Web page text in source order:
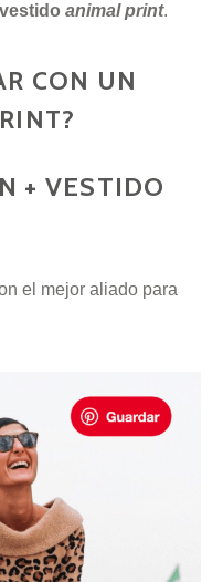
animal print.
CON UN
+ VESTIDO
el mejor aliado para